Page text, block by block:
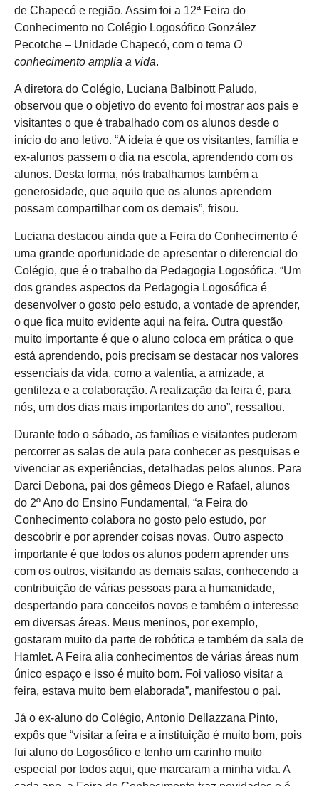
de Chapecó e região. Assim foi a 12ª Feira do
Conhecimento no Colégio Logosófico González
Pecotche – Unidade Chapecó, com o tema O
conhecimento amplia a vida.
A diretora do Colégio, Luciana Balbinott Paludo,
observou que o objetivo do evento foi mostrar aos pais e
visitantes o que é trabalhado com os alunos desde o
início do ano letivo. “A ideia é que os visitantes, família e
ex-alunos passem o dia na escola, aprendendo com os
alunos. Desta forma, nós trabalhamos também a
generosidade, que aquilo que os alunos aprendem
possam compartilhar com os demais”, frisou.
Luciana destacou ainda que a Feira do Conhecimento é
uma grande oportunidade de apresentar o diferencial do
Colégio, que é o trabalho da Pedagogia Logosófica. “Um
dos grandes aspectos da Pedagogia Logosófica é
desenvolver o gosto pelo estudo, a vontade de aprender,
o que fica muito evidente aqui na feira. Outra questão
muito importante é que o aluno coloca em prática o que
está aprendendo, pois precisam se destacar nos valores
essenciais da vida, como a valentia, a amizade, a
gentileza e a colaboração. A realização da feira é, para
nós, um dos dias mais importantes do ano”, ressaltou.
Durante todo o sábado, as famílias e visitantes puderam
percorrer as salas de aula para conhecer as pesquisas e
vivenciar as experiências, detalhadas pelos alunos. Para
Darci Debona, pai dos gêmeos Diego e Rafael, alunos
do 2º Ano do Ensino Fundamental, “a Feira do
Conhecimento colabora no gosto pelo estudo, por
descobrir e por aprender coisas novas. Outro aspecto
importante é que todos os alunos podem aprender uns
com os outros, visitando as demais salas, conhecendo a
contribuição de várias pessoas para a humanidade,
despertando para conceitos novos e também o interesse
em diversas áreas. Meus meninos, por exemplo,
gostaram muito da parte de robótica e também da sala de
Hamlet. A Feira alia conhecimentos de várias áreas num
único espaço e isso é muito bom. Foi valioso visitar a
feira, estava muito bem elaborada”, manifestou o pai.
Já o ex-aluno do Colégio, Antonio Dellazzana Pinto,
expôs que “visitar a feira e a instituição é muito bom, pois
fui aluno do Logosófico e tenho um carinho muito
especial por todos aqui, que marcaram a minha vida. A